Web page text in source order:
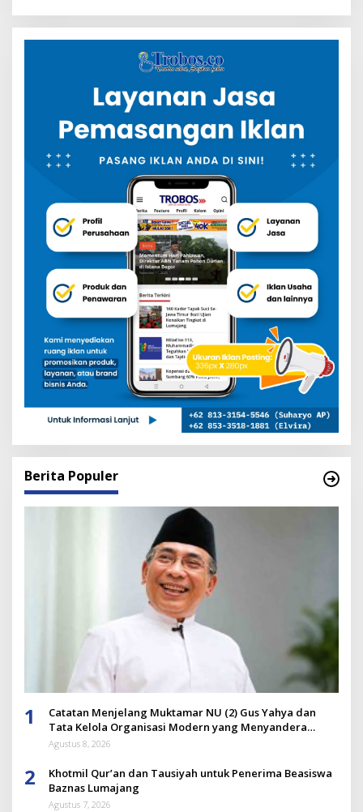
Berita Populer
1
Catatan Menjelang Muktamar NU (2) Gus Yahya dan
Tata Kelola Organisasi Modern yang Menyandera
Dirinya
Agustus 8, 2026
2
Khotmil Qur’an dan Tausiyah untuk Penerima Beasiswa
Baznas Lumajang
Agustus 7, 2026